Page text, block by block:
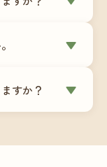
を導入される
中の場合は、
円〜、年末調
りします。
▼
のヒアリング
ウドの初期設
ので、お気軽
すか？ ▼